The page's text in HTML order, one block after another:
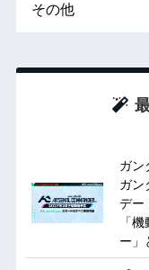
その他
ガン
ガン
デー
「
ー」